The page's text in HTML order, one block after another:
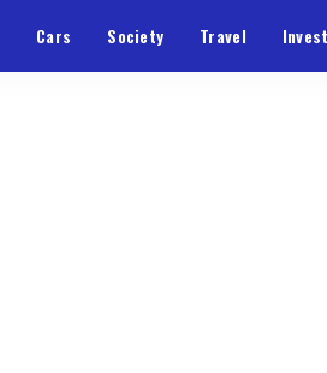
Cars Society Travel